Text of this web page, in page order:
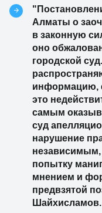
Алматы о
в законную
оно
городской
информацию,
это
самым
суд
нарушение
попытку
мнением и
предвзятой
Шайхисламов.